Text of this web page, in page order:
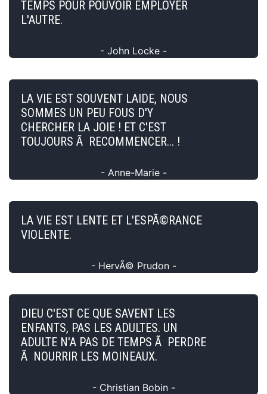
TEMPS POUR POUVOIR EMPLOYER
L'AUTRE.
- John Locke -
LA VIE EST SOUVENT LAIDE, NOUS
SOMMES UN PEU FOUS D'Y
CHERCHER LA JOIE ! ET C'EST
TOUJOURS Ã RECOMMENCER... !
- Anne-Marie -
LA VIE EST LENTE ET L'ESPÃ©RANCE
VIOLENTE.
- HervÃ© Prudon -
DIEU C'EST CE QUE SAVENT LES
ENFANTS, PAS LES ADULTES. UN
ADULTE N'A PAS DE TEMPS Ã PERDRE
Ã NOURRIR LES MOINEAUX.
- Christian Bobin -